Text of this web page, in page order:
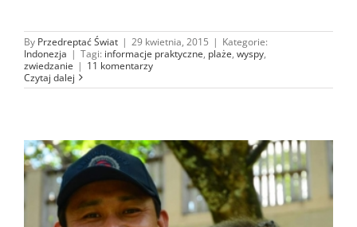
By Przedreptać Świat | 29 kwietnia, 2015 | Kategorie:
Indonezja | Tagi: informacje praktyczne, plaże, wyspy,
zwiedzanie | 11 komentarzy
Czytaj dalej